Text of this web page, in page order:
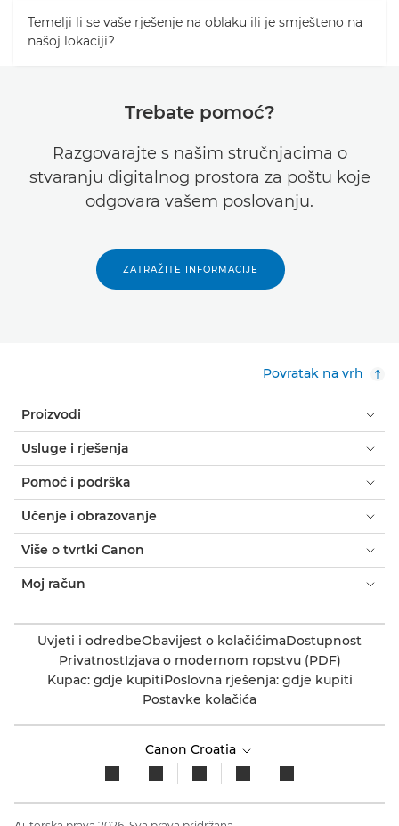
Temelji li se vaše rješenje na oblaku ili je smješteno na
našoj lokaciji?
Trebate pomoć?
Razgovarajte s našim stručnjacima o
stvaranju digitalnog prostora za poštu koje
odgovara vašem poslovanju.
ZATRAŽITE INFORMACIJE
Povratak na vrh
Proizvodi
Usluge i rješenja
Pomoć i podrška
Učenje i obrazovanje
Više o tvrtki Canon
Moj račun
Uvjeti i odredbeObavijest o kolačićimaDostupnost
PrivatnostIzjava o modernom ropstvu (PDF)
Kupac: gdje kupitiPoslovna rješenja: gdje kupiti
Postavke kolačića
Canon Croatia